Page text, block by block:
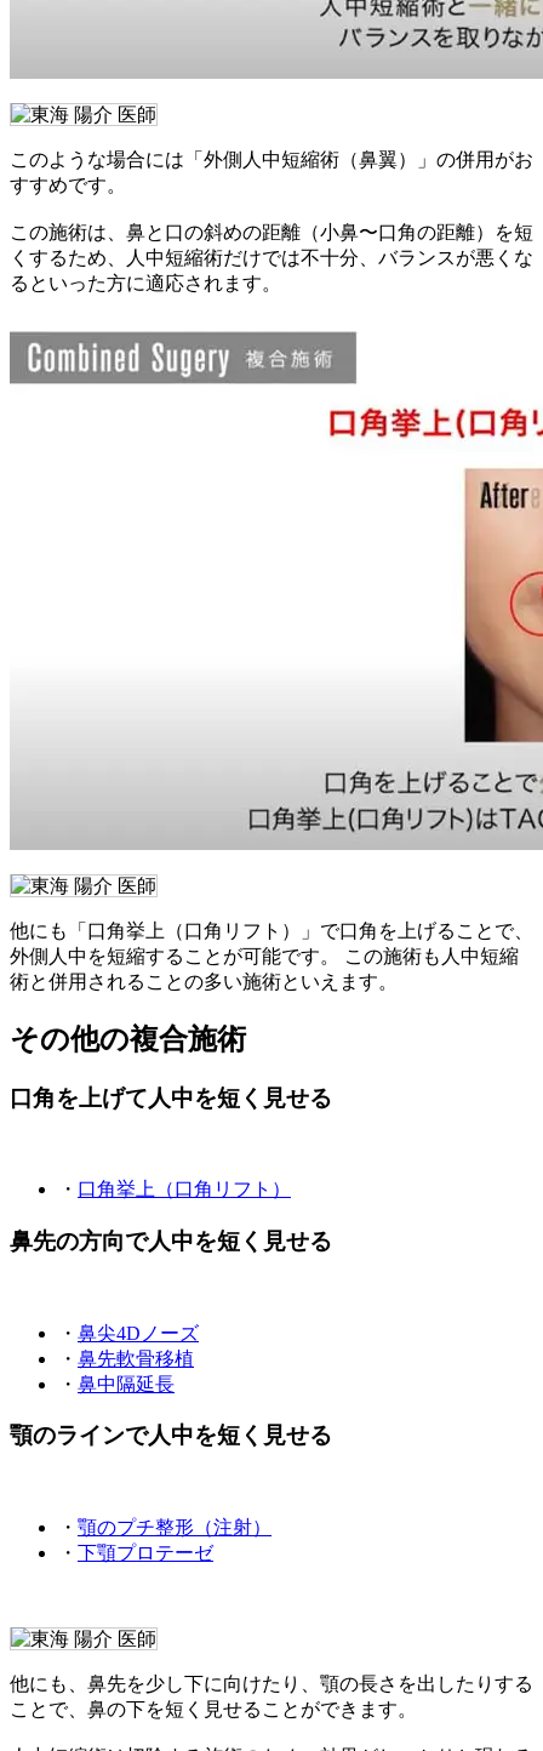
このような場合には「外側人中短縮術（鼻翼）」の併用がお
すすめです。
この施術は、鼻と口の斜めの距離（小鼻〜口角の距離）を短
くするため、人中短縮術だけでは不十分、バランスが悪くな
るといった方に適応されます。
他にも「口角挙上（口角リフト）」で口角を上げることで、
外側人中を短縮することが可能です。 この施術も人中短縮
術と併用されることの多い施術といえます。
その他の複合施術
口角を上げて人中を短く見せる
・ 口角挙上（口角リフト）
鼻先の方向で人中を短く見せる
・ 鼻尖4Dノーズ
・ 鼻先軟骨移植
・ 鼻中隔延長
顎のラインで人中を短く見せる
・ 顎のプチ整形（注射）
・ 下顎プロテーゼ
他にも、鼻先を少し下に向けたり、顎の長さを出したりする
ことで、鼻の下を短く見せることができます。